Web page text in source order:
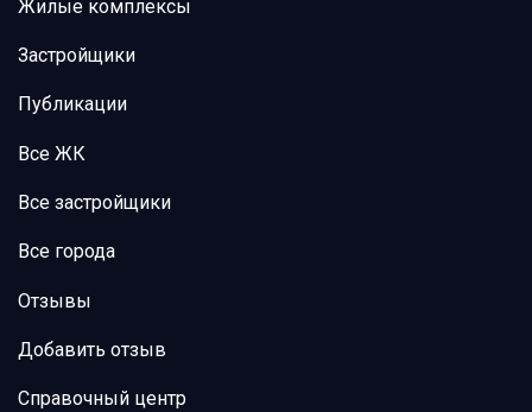
Жилые комплексы
Застройщики
Публикации
Все ЖК
Все застройщики
Все города
Отзывы
Добавить отзыв
Справочный центр